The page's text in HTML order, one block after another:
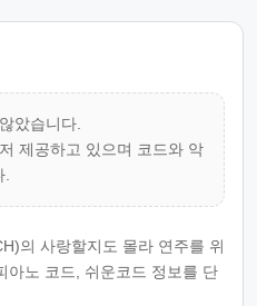
았습니다.
제공하고 있으며 코드와 악
의 사랑할지도 몰라 연주를 위
아노 코드, 쉬운코드 정보를 단